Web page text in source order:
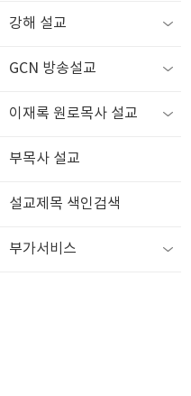
강해 설교
GCN 방송설교
이재록 원로목사 설교
부목사 설교
설교제목 색인검색
부가서비스